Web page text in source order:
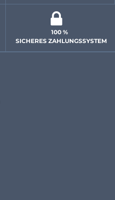
100 %
SICHERES ZAHLUNGSSYSTEM